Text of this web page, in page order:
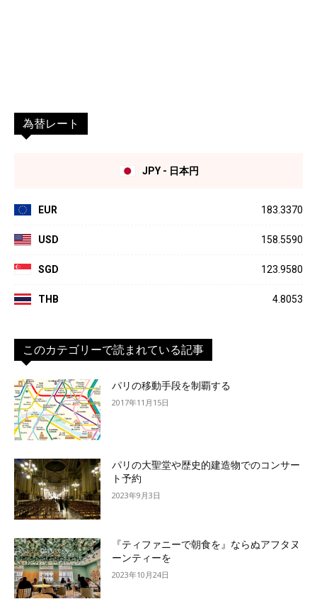
為替レート
JPY - 日本円
EUR 183.3370
USD 158.5590
SGD 123.9580
THB 4.8053
このカテゴリーで読まれている記事
パリの移動手段を制覇する
2017年11月15日
パリの大聖堂や歴史的建造物でのコンサー
ト予約
2023年9月3日
『ティファニーで朝食を』ならぬアフタヌ
ーンティーを
2023年10月24日